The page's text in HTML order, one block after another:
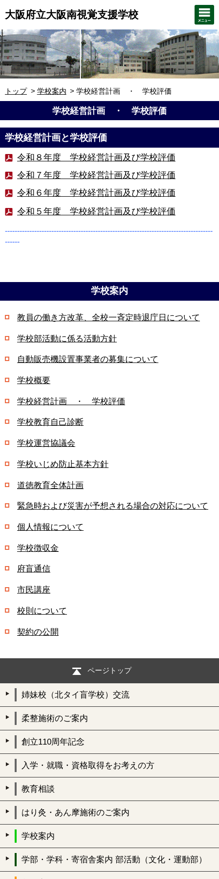
大阪府立大阪南視覚支援学校
トップ 学校案内 学校経営計画 ・ 学校評価
学校経営計画 ・ 学校評価
学校経営計画と学校評価
令和８年度 学校経営計画及び学校評価
令和７年度 学校経営計画及び学校評価
令和６年度 学校経営計画及び学校評価
令和５年度 学校経営計画及び学校評価
-------------------------------------------------------------------------------------
------
学校案内
教員の働き方改革、全校一斉定時退庁日について
学校部活動に係る活動方針
自動販売機設置事業者の募集について
学校概要
学校経営計画 ・ 学校評価
学校教育自己診断
学校運営協議会
学校いじめ防止基本方針
道徳教育全体計画
緊急時および災害が予想される場合の対応について
個人情報について
学校徴収金
府盲通信
市民講座
校則について
契約の公開
ページトップ
姉妹校（北タイ盲学校）交流
柔整施術のご案内
創立110周年記念
入学・就職・資格取得をお考えの方
教育相談
はり灸・あん摩施術のご案内
学校案内
学部・学科・寄宿舎案内 部活動（文化・運動部）